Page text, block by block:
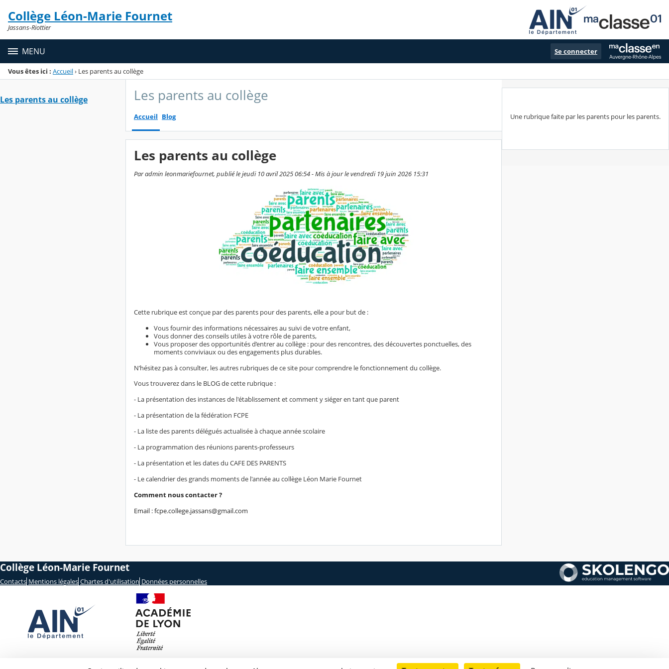
Menu de la rubrique
Contenu
Collège Léon-Marie Fournet
Jassans-Riottier
MENU Se connecter
Vous êtes ici : Accueil› Les parents au collège
Les parents au collège Les parents au collège
Accueil Blog
Les parents au collège
Par admin leonmariefournet, publié le jeudi 10 avril 2025 06:54 - Mis à jour le vendredi 19 juin 2026 15:31
Cette rubrique est conçue par des parents pour des parents, elle a pour but de :
Vous fournir des informations nécessaires au suivi de votre enfant,
Vous donner des conseils utiles à votre rôle de parents,
Vous proposer des opportunités d’entrer au collège : pour des rencontres, des découvertes ponctuelles, des
moments conviviaux ou des engagements plus durables.
N’hésitez pas à consulter, les autres rubriques de ce site pour comprendre le fonctionnement du collège.
Vous trouverez dans le BLOG de cette rubrique :
- La présentation des instances de l'établissement et comment y siéger en tant que parent
- La présentation de la fédération FCPE
- La liste des parents délégués actualisée à chaque année scolaire
- La programmation des réunions parents-professeurs
- La présentation et les dates du CAFE DES PARENTS
- Le calendrier des grands moments de l'année au collège Léon Marie Fournet
Comment nous contacter ?
Email : fcpe.college.jassans@gmail.com
Une rubrique faite par les parents pour les parents.
Collège Léon-Marie Fournet
Contacts Mentions légales Chartes d'utilisation Données personnelles